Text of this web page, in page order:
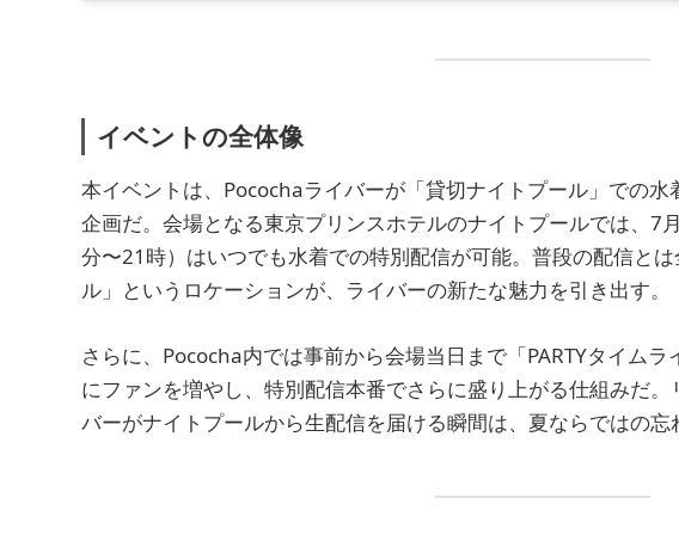
イベントの全体像
本イベントは、Pocochaライバーが「貸切ナイトプール」での
企画だ。会場となる東京プリンスホテルのナイトプールでは、7
分〜21時）はいつでも水着での特別配信が可能。普段の配信と
ル」というロケーションが、ライバーの新たな魅力を引き出す。
さらに、Pococha内では事前から会場当日まで「PARTYタイム
にファンを増やし、特別配信本番でさらに盛り上がる仕組みだ
バーがナイトプールから生配信を届ける瞬間は、夏ならではの忘